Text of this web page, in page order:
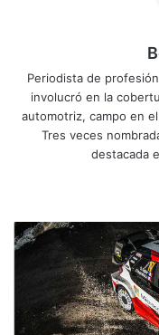
Periodista de
involucró en la
automotriz, campo en
Tres veces
destacada
Ogier
lidera
Monza